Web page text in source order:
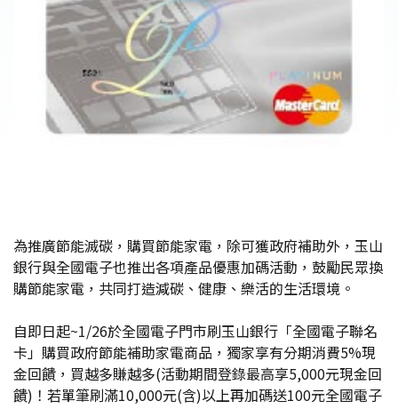
為推廣節能滅碳，購買節能家電，除可獲政府補助外，玉山
銀行與全國電子也推出各項產品優惠加碼活動，鼓勵民眾換
購節能家電，共同打造減碳、健康、樂活的生活環境。
自即日起~1/26於全國電子門市刷玉山銀行「全國電子聯名
卡」購買政府節能補助家電商品，獨家享有分期消費5%現
金回饋，買越多賺越多(活動期間登錄最高享5,000元現金回
饋)！若單筆刷滿10,000元(含)以上再加碼送100元全國電子